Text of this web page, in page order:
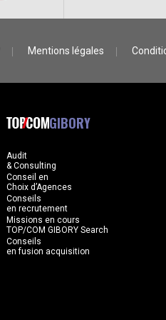
Mentions légales
GIBORY
Audit
& Consulting
Conseil en
Choix d’Agences
Conseils
en recrutement
Missions en cours
TOP/COM GIBORY Search
Conseils
en fusion acquisition